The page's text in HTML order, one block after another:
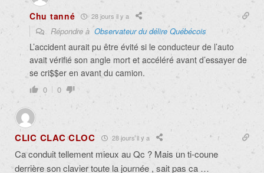
Chu tanné 28 jours il y a
Répondre à Observateur du délire Québécois
L’accident aurait pu être évité si le conducteur de l’auto
avait vérifié son angle mort et accéléré avant d’essayer de
se cri$$er en avant du camion.
0 0
CLIC CLAC CLOC 28 jours il y a
Ca conduit tellement mieux au Qc ? Mais un ti-coune
derrière son clavier toute la journée , sait pas ca …